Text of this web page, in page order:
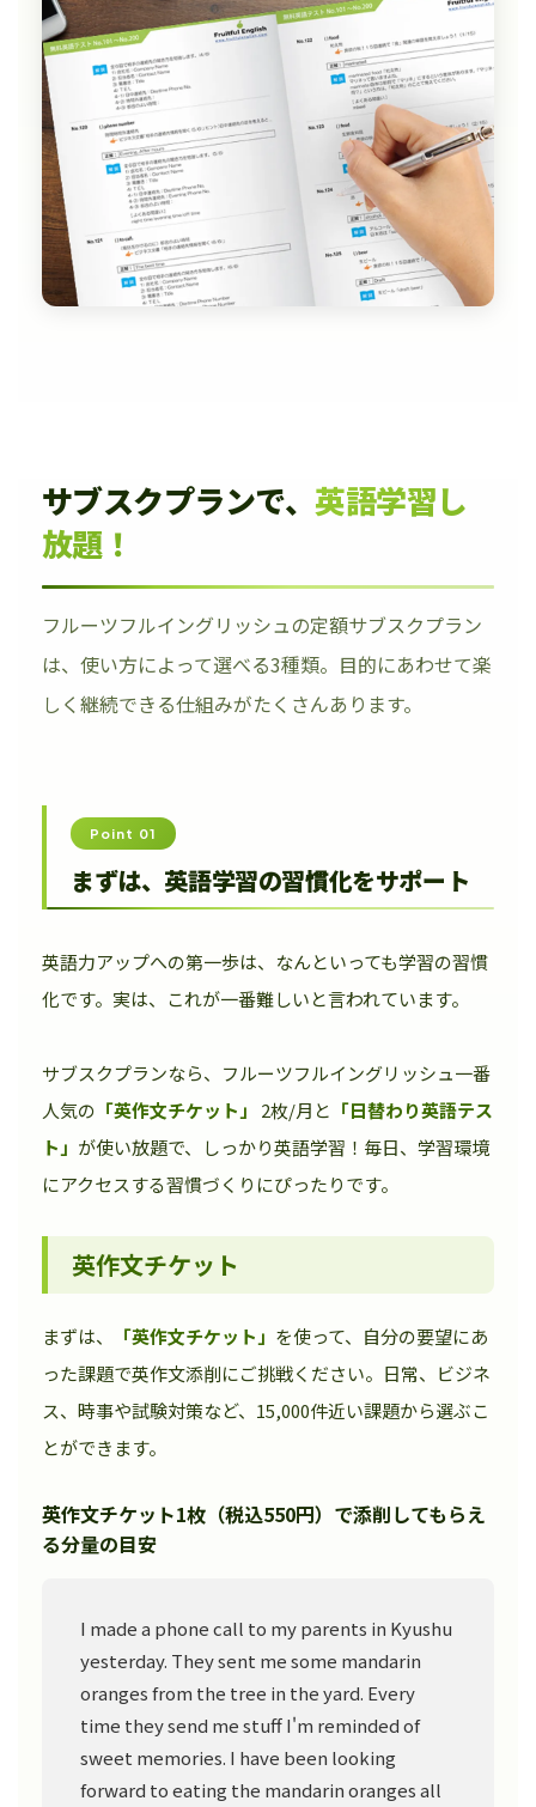
サブスクプランで、 英語学習し
放題！
フルーツフルイングリッシュの定額サブスクプラン
は、使い方によって選べる3種類。目的にあわせて楽
しく継続できる仕組みがたくさんあります。
Point 01
まずは、英語学習の習慣化をサポート
英語力アップへの第一歩は、なんといっても学習の習慣
化です。実は、これが一番難しいと言われています。
サブスクプランなら、フルーツフルイングリッシュ一番
人気の 「英作文チケット」 2枚/月と 「日替わり英語テス
ト」 が使い放題で、しっかり英語学習！毎日、学習環境
にアクセスする習慣づくりにぴったりです。
英作文チケット
まずは、 「英作文チケット」 を使って、自分の要望にあ
った課題で英作文添削にご挑戦ください。日常、ビジネ
ス、時事や試験対策など、15,000件近い課題から選ぶこ
とができます。
英作文チケット1枚（税込550円）で添削してもらえ
る分量の目安
I made a phone call to my parents in Kyushu
yesterday. They sent me some mandarin
oranges from the tree in the yard. Every
time they send me stuff I'm reminded of
sweet memories. I have been looking
forward to eating the mandarin oranges all